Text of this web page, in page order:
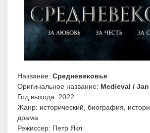
Название: Средневековье
Оригинальное название: Medieval /
Год выхода: 2022
Жанр: исторический, биография,
драма
Режиссер: Петр Якл